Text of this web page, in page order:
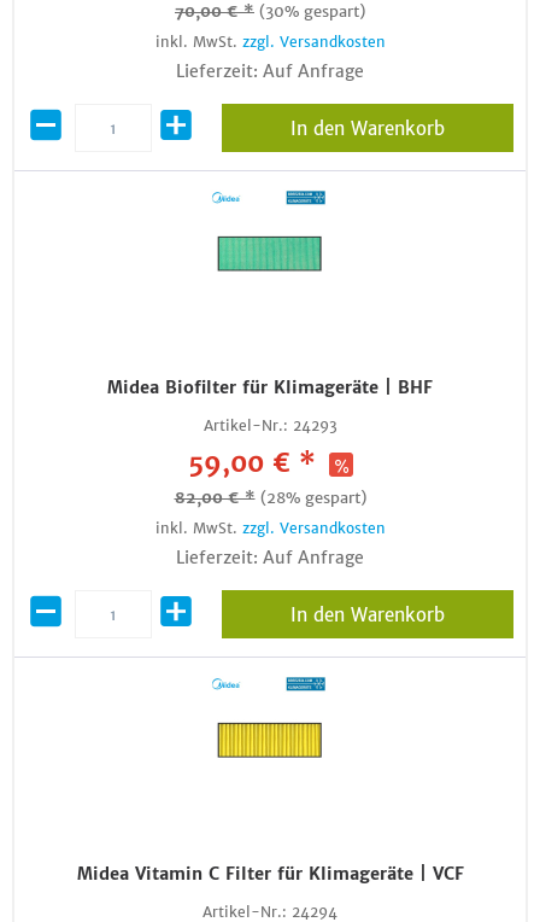
70,00 € * (30% gespart)
inkl. MwSt. zzgl. Versandkosten
Lieferzeit: Auf Anfrage
In den Warenkorb
Midea Biofilter für Klimageräte | BHF
Artikel-Nr.: 24293
59,00 € *
82,00 € * (28% gespart)
inkl. MwSt. zzgl. Versandkosten
Lieferzeit: Auf Anfrage
In den Warenkorb
Midea Vitamin C Filter für Klimageräte | VCF
Artikel-Nr.: 24294